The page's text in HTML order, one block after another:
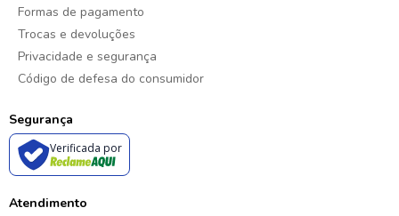
Formas de pagamento
Trocas e devoluções
Privacidade e segurança
Código de defesa do consumidor
Segurança
Verificada por
Atendimento